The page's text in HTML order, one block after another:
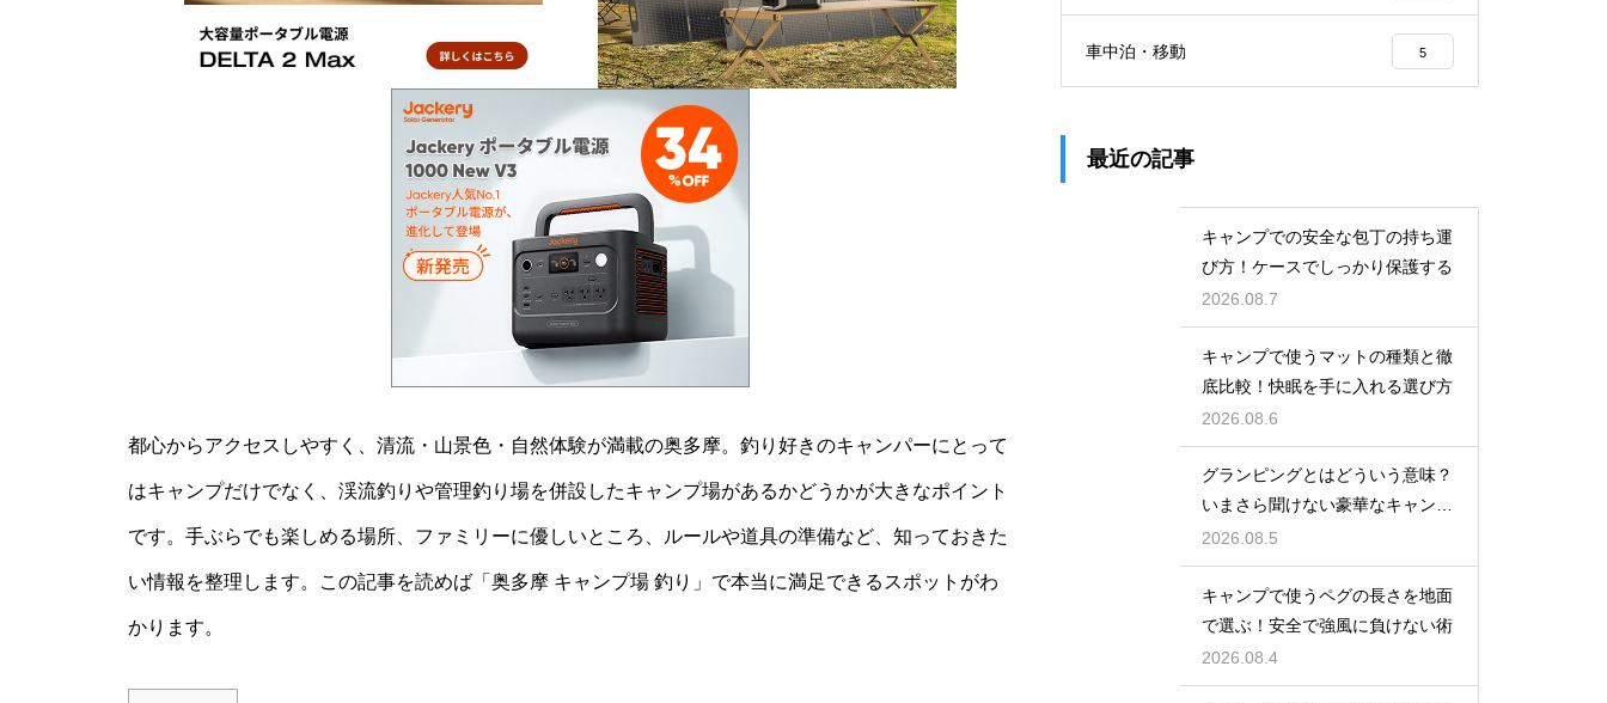
都心からアクセスしやすく、清流・山景色・自然体験が満載の奥多摩。釣り好きのキャンパーにとって
はキャンプだけでなく、渓流釣りや管理釣り場を併設したキャンプ場があるかどうかが大きなポイント
です。手ぶらでも楽しめる場所、ファミリーに優しいところ、ルールや道具の準備など、知っておきた
い情報を整理します。この記事を読めば「奥多摩 キャンプ場 釣り」で本当に満足できるスポットがわ
かります。
車中泊・移動 5
最近の記事
キャンプでの安全な包丁の持ち運
び方！ケースでしっかり保護する
2026.08.7
キャンプで使うマットの種類と徹
底比較！快眠を手に入れる選び方
2026.08.6
グランピングとはどういう意味？
いまさら聞けない豪華なキャンプ
術
2026.08.5
キャンプで使うペグの長さを地面
で選ぶ！安全で強風に負けない術
2026.08.4